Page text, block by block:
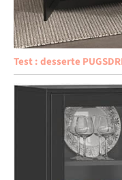
Test : desserte